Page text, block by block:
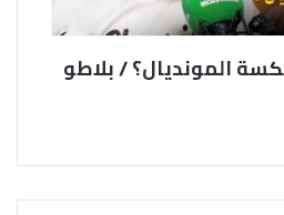
المونديال؟ / بلاطو